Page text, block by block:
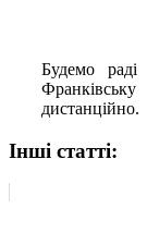
Будемо
дистанційно.
Інші статті: